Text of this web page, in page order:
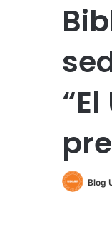
Blog